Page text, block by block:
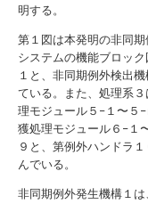
明する。
第１図は本発明の非同
システムの機能ブロッ
１と、非同期例外検出
ている。また、処理系
理モジュール５−１〜５
獲処理モジュール６−１
９と、第例外ハンドラ
んでいる。
非同期例外発生機構１